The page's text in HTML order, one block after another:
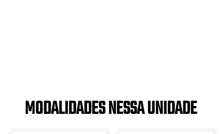
MODALIDADES NESSA UNIDADE